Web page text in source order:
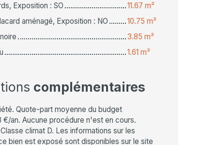
Exposition : SO
11.67 m²
aménagé, Exposition : NO
10.75 m²
3.85 m²
1.61 m²
complémentaires
Quote-part moyenne du budget
€/an. Aucune procédure n'est en cours.
climat D. Les informations sur les
bien est exposé sont disponibles sur le site